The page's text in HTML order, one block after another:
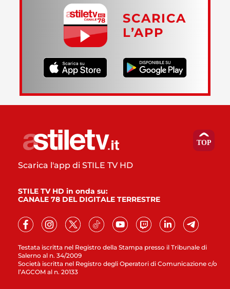
SCARICA
L’APP
Testata iscritta nel Registro della Stampa presso il Tribunale di
Salerno al n. 34/2009
Società iscritta nel Registro degli Operatori di Comunicazione c/o
l’AGCOM al n. 20133
Scarica l'app di STILE TV HD
STILE TV HD in onda su:
CANALE 78 DEL DIGITALE TERRESTRE